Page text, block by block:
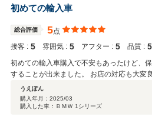
初めての輸入車
総合評価 5点
接客 : 5 雰囲気 : 5 アフター : 5 品質 : 5
初めての輸入車購入で不安もあったけど、
することが出来ました。 お店の対応も大変
うえぽん
購入年月： 2025/03
購入した車：ＢＭＷ 1シリーズ